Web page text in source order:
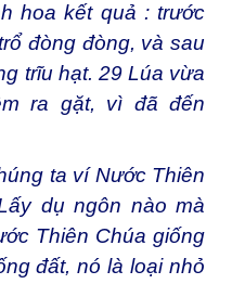
hoa kết quả : trước
đòng đòng, và sau
trĩu hạt. 29 Lúa vừa
ra gặt, vì đã đến
ta ví Nước Thiên
dụ ngôn nào mà
Thiên Chúa giống
đất, nó là loại nhỏ